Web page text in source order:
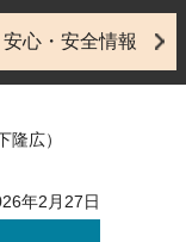
安心・安全情報
広）
年2月27日